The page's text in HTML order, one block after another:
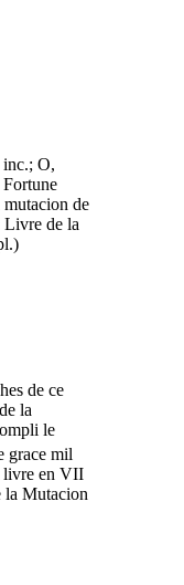
O,
de
de la
de ce
la
le
grace mil
livre en VII
Mutacion